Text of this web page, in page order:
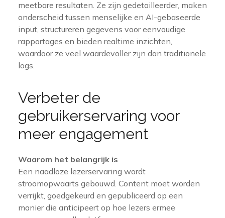
meetbare resultaten. Ze zijn gedetailleerder, maken
onderscheid tussen menselijke en AI-gebaseerde
input, structureren gegevens voor eenvoudige
rapportages en bieden realtime inzichten,
waardoor ze veel waardevoller zijn dan traditionele
logs.
Verbeter de
gebruikerservaring voor
meer engagement
Waarom het belangrijk is
Een naadloze lezerservaring wordt
stroomopwaarts gebouwd. Content moet worden
verrijkt, goedgekeurd en gepubliceerd op een
manier die anticipeert op hoe lezers ermee